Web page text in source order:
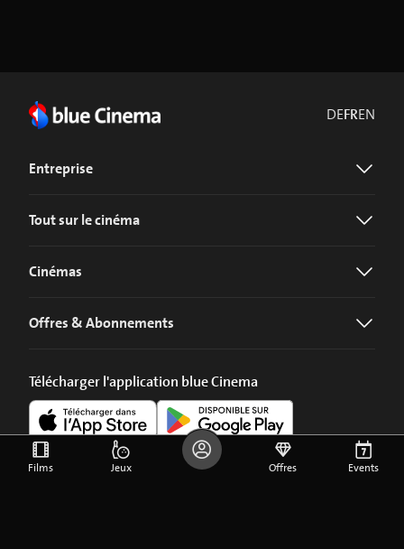
DEFREN
Entreprise
Tout sur le cinéma
Cinémas
Offres & Abonnements
Télécharger l'application blue Cinema
Films Jeux Offres Events